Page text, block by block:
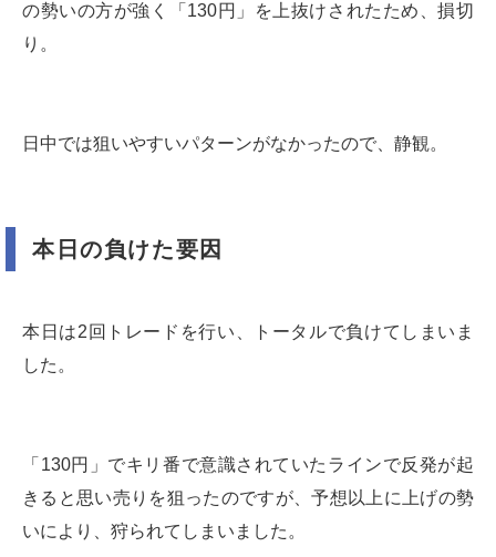
の勢いの方が強く「130円」を上抜けされたため、損切
り。
日中では狙いやすいパターンがなかったので、静観。
本日の負けた要因
本日は2回トレードを行い、トータルで負けてしまいま
した。
「130円」でキリ番で意識されていたラインで反発が起
きると思い売りを狙ったのですが、予想以上に上げの勢
いにより、狩られてしまいました。